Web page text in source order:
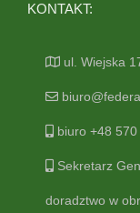
KONTAKT:
ul. Wiejska
biuro +48
Sekretarz
doradztwo w